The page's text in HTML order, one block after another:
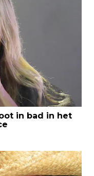
in bad in het